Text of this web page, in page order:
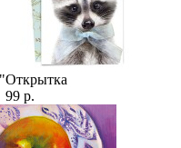
Открытка
99 р.